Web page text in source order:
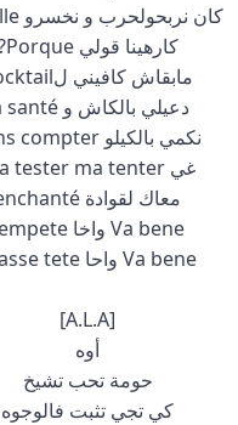
كان نربحولحرب و نخسرو bataille
كارهينا قولي Porque?
مابقاش كافيني لcocktail
دعيلي بالكاش و la santé
نكمي بالكيلو sans compter
غي ma tester ma tenter
معاك لقوادة enchanté
Va bene واخا tempete
Va bene واحا l casse tete
[A.L.A]
أوه
حومة تحب تشيخ
كي تجي تثبت فالوجوه